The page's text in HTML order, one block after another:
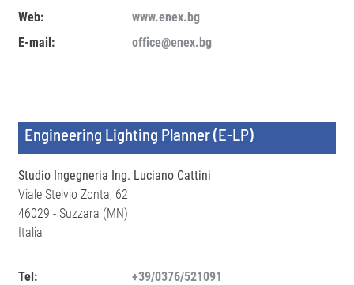
Web:
www.enex.bg
E-mail:
office@enex.bg
Engineering Lighting Planner (E-LP)
Studio Ingegneria Ing. Luciano Cattini
Viale Stelvio Zonta, 62
46029 - Suzzara (MN)
Italia
Tel:
+39/0376/521091